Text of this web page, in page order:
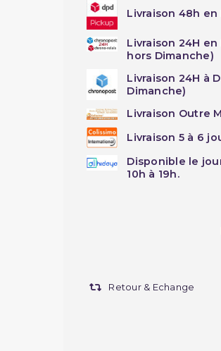
Livraison 48h en
Livraison 24H
hors Dimanche)
Livraison 24H à
Dimanche)
Livraison Outre
Livraison 5 à 6
Disponible le
10h à 19h.
Retour & Echange